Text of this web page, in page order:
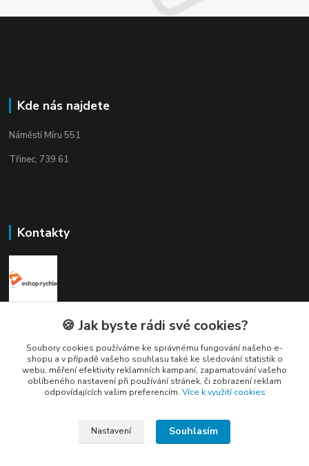
Kde nás najdete
Náměstí Míru 551
Třinec, 739 61
Kontakty
Petr Nedvídek
+420 775688827 +420 737670415
(Po-Pá, 9-16 hod.)
🍪 Jak byste rádi své cookies?
Soubory cookies používáme ke správnému fungování našeho e-
shopu a v případě vašeho souhlasu také ke sledování statistik o
webu, měření efektivity reklamních kampaní, zapamatování vašeho
oblíbeného nastavení při používání stránek, či zobrazení reklam
odpovídajících vašim preferencím. Více k využití cookies
Nastavení Souhlasím